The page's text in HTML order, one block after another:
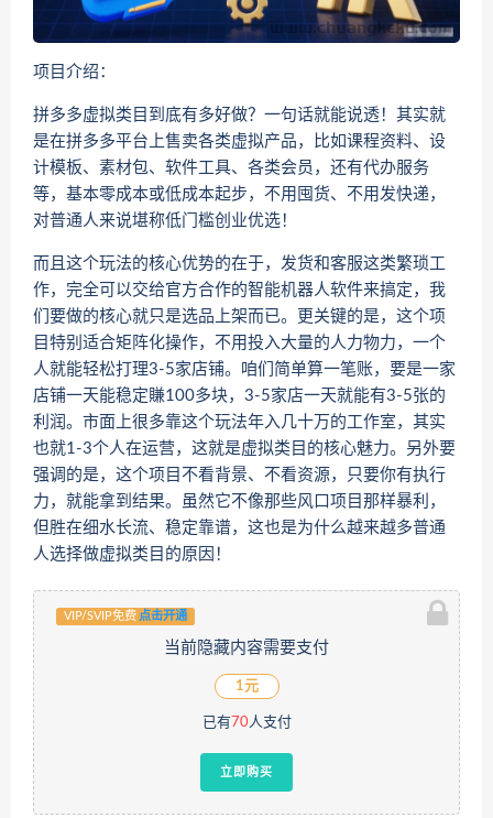
项目介绍：
拼多多虚拟类目到底有多好做？一句话就能说透！其实就
是在拼多多平台上售卖各类虚拟产品，比如课程资料、设
计模板、素材包、软件工具、各类会员，还有代办服务
等，基本零成本或低成本起步，不用囤货、不用发快递，
对普通人来说堪称低门槛创业优选！
而且这个玩法的核心优势的在于，发货和客服这类繁琐工
作，完全可以交给官方合作的智能机器人软件来搞定，我
们要做的核心就只是选品上架而已。更关键的是，这个项
目特别适合矩阵化操作，不用投入大量的人力物力，一个
人就能轻松打理3-5家店铺。咱们简单算一笔账，要是一家
店铺一天能稳定賺100多块，3-5家店一天就能有3-5张的
利润。市面上很多靠这个玩法年入几十万的工作室，其实
也就1-3个人在运营，这就是虚拟类目的核心魅力。另外要
强调的是，这个项目不看背景、不看资源，只要你有执行
力，就能拿到结果。虽然它不像那些风口项目那样暴利，
但胜在细水长流、稳定靠谱，这也是为什么越来越多普通
人选择做虚拟类目的原因！
VIP/SVIP免费 点击开通
当前隐藏内容需要支付
1元
已有70人支付
立即购买